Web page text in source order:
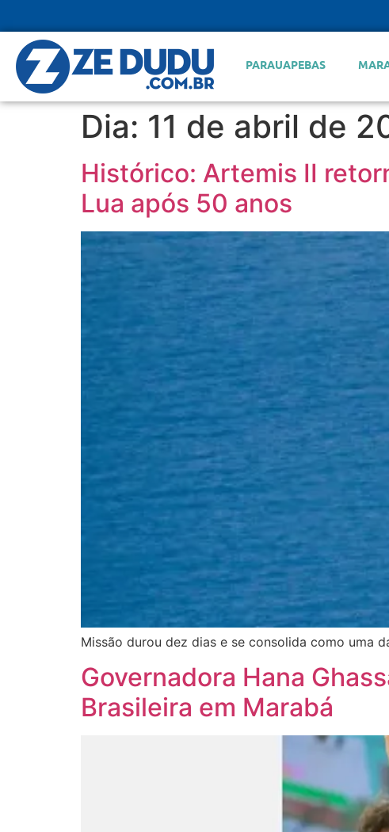
PARAUAPEBAS
Dia: 11 de abril de
Histórico: Artemis II
Lua após 50 anos
Missão durou dez dias e se consolida como uma
Governadora Hana
Brasileira em Marabá